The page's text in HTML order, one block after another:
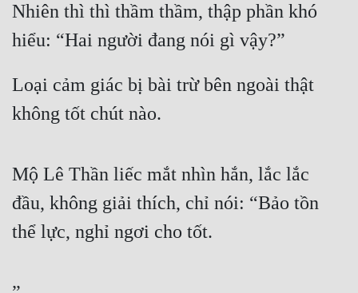
Mưu Mô
Mạt Thế
Ngôn Tình
Nhiên thì thì thầm thầm, thập phần khó
hiểu: “Hai người đang nói gì vậy?”
Loại cảm giác bị bài trừ bên ngoài thật
không tốt chút nào.
Mộ Lê Thần liếc mắt nhìn hắn, lắc lắc
đầu, không giải thích, chỉ nói: “Bảo tồn
thể lực, nghỉ ngơi cho tốt.